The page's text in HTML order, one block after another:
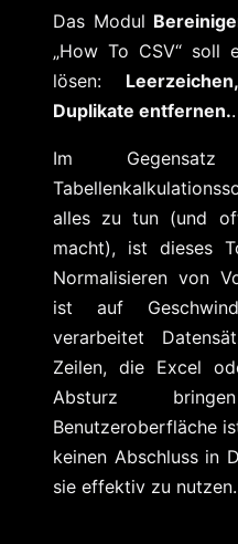
Das Modul
„How To CSV“ soll
lösen:
Duplikate entfernen..
Im
alles zu tun (und
macht), ist dieses
Normalisieren von
ist auf
verarbeitet
Zeilen, die Excel
Absturz
Benutzeroberfläche
keinen Abschluss in
sie effektiv zu nutzen.